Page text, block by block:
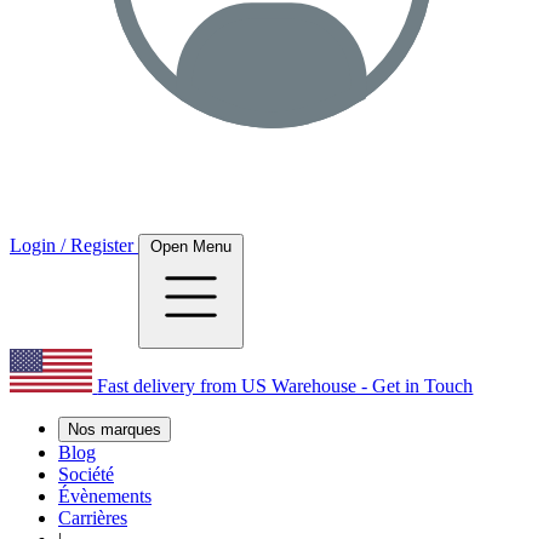
Login / Register Open Menu
Fast delivery from US Warehouse - Get in Touch
Nos marques
Blog
Société
Évènements
Carrières